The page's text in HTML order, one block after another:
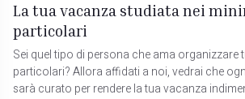
La tua vacanza studiata nei
particolari
Sei quel tipo di persona che ama organizzare
particolari? Allora affidati a noi, vedrai che
sarà curato per rendere la tua vacanza